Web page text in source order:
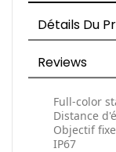
Détails Du
Reviews
Full-color
Distance
Objectif
IP67